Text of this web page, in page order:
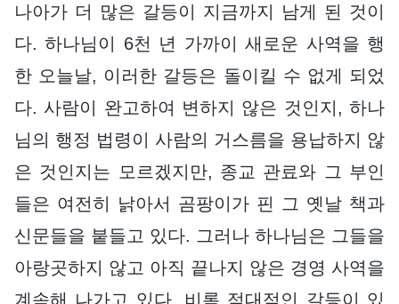
나아가 더 많은 갈등이 지금까지 남게 된 것이
다. 하나님이 6천 년 가까이 새로운 사역을 행
한 오늘날, 이러한 갈등은 돌이킬 수 없게 되었
다. 사람이 완고하여 변하지 않은 것인지, 하나
님의 행정 법령이 사람의 거스름을 용납하지 않
은 것인지는 모르겠지만, 종교 관료와 그 부인
들은 여전히 낡아서 곰팡이가 핀 그 옛날 책과
신문들을 붙들고 있다. 그러나 하나님은 그들을
아랑곳하지 않고 아직 끝나지 않은 경영 사역을
계속해 나가고 있다. 비록 적대적인 갈등이 있